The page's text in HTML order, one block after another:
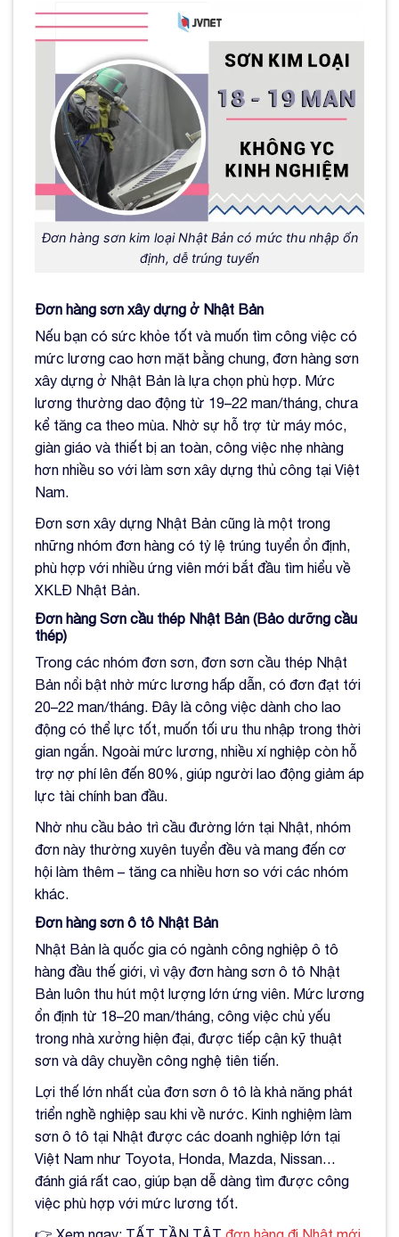
Đơn hàng sơn kim loại Nhật Bản có mức thu nhập ổn
định, dễ trúng tuyển
Đơn hàng sơn xây dựng ở Nhật Bản
Nếu bạn có sức khỏe tốt và muốn tìm công việc có
mức lương cao hơn mặt bằng chung, đơn hàng sơn
xây dựng ở Nhật Bản là lựa chọn phù hợp. Mức
lương thường dao động từ 19–22 man/tháng, chưa
kể tăng ca theo mùa. Nhờ sự hỗ trợ từ máy móc,
giàn giáo và thiết bị an toàn, công việc nhẹ nhàng
hơn nhiều so với làm sơn xây dựng thủ công tại Việt
Nam.
Đơn sơn xây dựng Nhật Bản cũng là một trong
những nhóm đơn hàng có tỷ lệ trúng tuyển ổn định,
phù hợp với nhiều ứng viên mới bắt đầu tìm hiểu về
XKLĐ Nhật Bản.
Đơn hàng Sơn cầu thép Nhật Bản (Bảo dưỡng cầu
thép)
Trong các nhóm đơn sơn, đơn sơn cầu thép Nhật
Bản nổi bật nhờ mức lương hấp dẫn, có đơn đạt tới
20–22 man/tháng. Đây là công việc dành cho lao
động có thể lực tốt, muốn tối ưu thu nhập trong thời
gian ngắn. Ngoài mức lương, nhiều xí nghiệp còn hỗ
trợ nợ phí lên đến 80%, giúp người lao động giảm áp
lực tài chính ban đầu.
Nhờ nhu cầu bảo trì cầu đường lớn tại Nhật, nhóm
đơn này thường xuyên tuyển đều và mang đến cơ
hội làm thêm – tăng ca nhiều hơn so với các nhóm
khác.
Đơn hàng sơn ô tô Nhật Bản
Nhật Bản là quốc gia có ngành công nghiệp ô tô
hàng đầu thế giới, vì vậy đơn hàng sơn ô tô Nhật
Bản luôn thu hút một lượng lớn ứng viên. Mức lương
ổn định từ 18–20 man/tháng, công việc chủ yếu
trong nhà xưởng hiện đại, được tiếp cận kỹ thuật
sơn và dây chuyền công nghệ tiên tiến.
Lợi thế lớn nhất của đơn sơn ô tô là khả năng phát
triển nghề nghiệp sau khi về nước. Kinh nghiệm làm
sơn ô tô tại Nhật được các doanh nghiệp lớn tại
Việt Nam như Toyota, Honda, Mazda, Nissan…
đánh giá rất cao, giúp bạn dễ dàng tìm được công
việc phù hợp với mức lương tốt.